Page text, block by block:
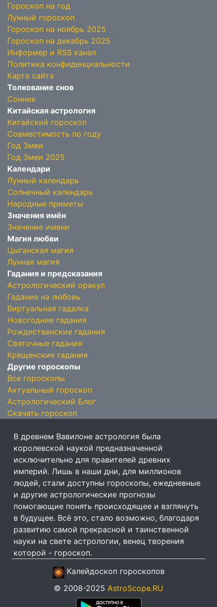
Гороскоп на год
Лунный гороскоп
Гороскоп на ноябрь 2025
Гороскоп на декабрь 2025
Информер и RSS канал
Политика конфиденциальности
Карта сайта
Толкование снов
Сонник
Китайская астрология
Китайский гороскоп
Совместимость по году
Год Змеи
Год Змеи 2025
Календари
Лунный календарь
Солнечный календарь
Народные приметы
Значения имён
Значение имени
Магия любви
Цыганская магия
Лунная магия
Гадания и предсказания
Астрологический оракул
Гадание на любовь
Виртуальная гадалка
Новогодние гадания
Рождественские гадания
Святочные гадания
Крещенские гадания
Другие гороскопы
Все гороскопы
Актуальный гороскоп
Астрологический Блог
Скачать гороскоп
В древнем Вавилоне астрология была
королевской наукой предназначенной
исключительно для правителей древних
империй. Лишь в наши дни, для миллионов
людей, стали доступны гороскопы, ежедневные
и другие астрологические прогнозы
помогающие понять происходящее и взглянуть
в будущее. Всё это, стало возможно, благодаря
развитию самой прекрасной и таинственной
науки на свете астрологии, венец творения
которой - гороскоп.
Калейдоскоп гороскопов
© 2008-2025 AstroScope.RU